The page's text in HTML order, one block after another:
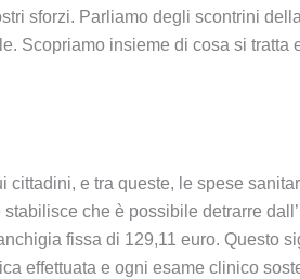
sforzi. Parliamo degli scontrini
Scopriamo insieme di cosa si tratta
cittadini, e tra queste, le spese
che è possibile detrarre
fissa di 129,11 euro. Questo
effettuata e ogni esame clinico